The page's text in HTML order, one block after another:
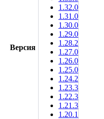
Версия
1.32.0
1.31.0
1.30.0
1.29.0
1.28.2
1.27.0
1.26.0
1.25.0
1.24.2
1.23.3
1.22.3
1.21.3
1.20.1